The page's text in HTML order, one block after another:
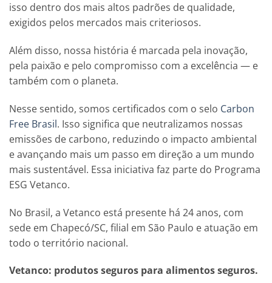
isso dentro dos mais altos padrões de qualidade,
exigidos pelos mercados mais criteriosos.
Além disso, nossa história é marcada pela inovação,
pela paixão e pelo compromisso com a excelência — e
também com o planeta.
Nesse sentido, somos certificados com o selo Carbon
Free Brasil. Isso significa que neutralizamos nossas
emissões de carbono, reduzindo o impacto ambiental
e avançando mais um passo em direção a um mundo
mais sustentável. Essa iniciativa faz parte do Programa
ESG Vetanco.
No Brasil, a Vetanco está presente há 24 anos, com
sede em Chapecó/SC, filial em São Paulo e atuação em
todo o território nacional.
Vetanco: produtos seguros para alimentos seguros.